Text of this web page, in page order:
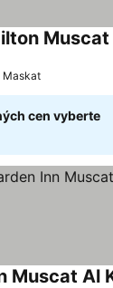
Maskat
cen vyberte
Muscat Al